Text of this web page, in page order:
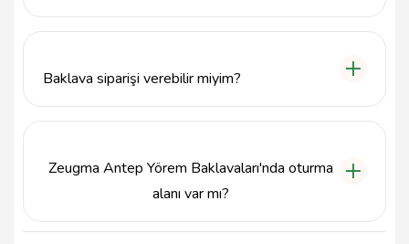
Baklava siparişi verebilir miyim?
Zeugma Antep Yörem Baklavaları'nda oturma
alanı var mı?
Evet, Zeugma Antep Yörem Baklavaları'nda